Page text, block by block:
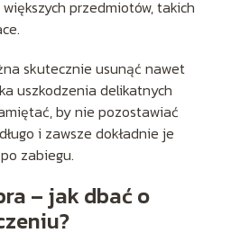
przedmiotów, takich
skutecznie usunąć nawet
uszkodzenia delikatnych
by nie pozostawiać
i zawsze dokładnie je
zabiegu.
– jak dbać o